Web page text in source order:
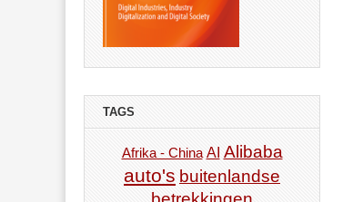
TAGS
Afrika - China AI Alibaba
auto's buitenlandse